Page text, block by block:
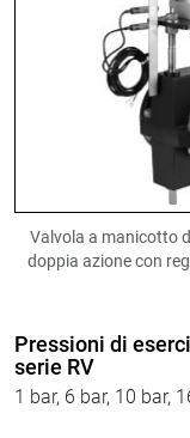
Valvola a manicotto
doppia azione con
Pressioni di
serie RV
1 bar, 6 bar, 10 bar,